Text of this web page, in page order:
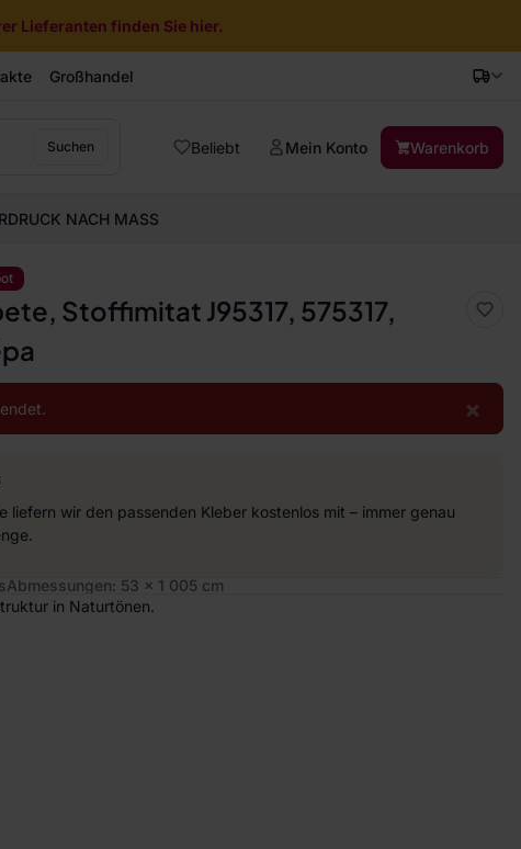
Lieferanten finden Sie hier.
Großhandel
Suchen Beliebt Mein Konto Warenkorb
DRUCK NACH MASS
Stoffimitat J95317, 575317,
×
liefern wir den passenden Kleber kostenlos mit – immer genau
Abmessungen: 53 x 1 005 cm
in Naturtönen.